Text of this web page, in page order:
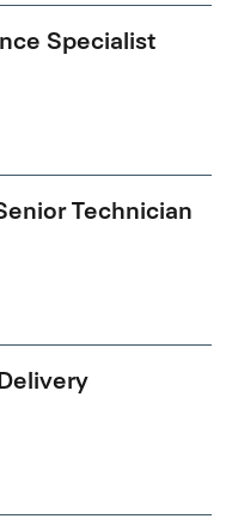
Specialist
Technician